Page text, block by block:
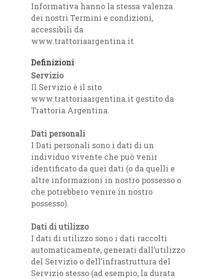
Informativa hanno la stessa valenza
dei nostri Termini e condizioni,
accessibili da
www.trattoriaargentina.it
Definizioni
Servizio
Il Servizio è il sito
www.trattoriaargentina.it gestito da
Trattoria Argentina.
Dati personali
I Dati personali sono i dati di un
individuo vivente che può venir
identificato da quei dati (o da quelli e
altre informazioni in nostro possesso o
che potrebbero venire in nostro
possesso).
Dati di utilizzo
I dati di utilizzo sono i dati raccolti
automaticamente, generati dall’utilizzo
del Servizio o dell’infrastruttura del
Servizio stesso (ad esempio, la durata